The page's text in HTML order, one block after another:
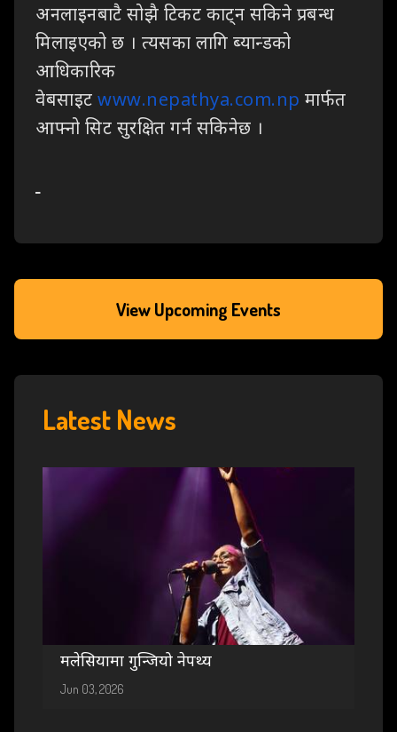
अनलाइनबाटै सोझै टिकट काट्न सकिने प्रबन्ध
मिलाइएको छ । त्यसका लागि ब्यान्डको
आधिकारिक
वेबसाइट www.nepathya.com.np मार्फत
आफ्नो सिट सुरक्षित गर्न सकिनेछ ।
View Upcoming Events
Latest News
मलेसियामा गुन्जियो नेपथ्य
Jun 03, 2026